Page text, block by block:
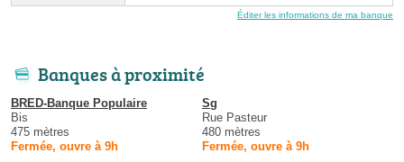
Éditer les informations de ma banque
Banques à proximité
BRED-Banque Populaire
Bis
475 mètres
Fermée, ouvre à 9h
Sg
Rue Pasteur
480 mètres
Fermée, ouvre à 9h